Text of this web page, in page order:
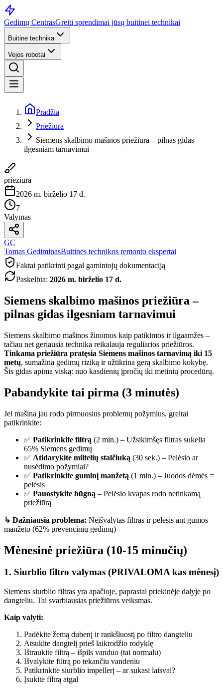
Gedimų CentrasGreiti sprendimai jūsų buitinei technikai
Buitinė technika
Vejos robotai
Pradžia
Priežiūra
Siemens skalbimo mašinos priežiūra – pilnas gidas
ilgesniam tarnavimui
prieziura
2026 m. birželio 17 d.
7
Valymas
GC
Tomas GediminasBuitinės technikos remonto ekspertai
Faktai patikrinti pagal gamintojų dokumentaciją
Paskelbta: 2026 m. birželio 17 d.
Siemens skalbimo mašinos priežiūra –
pilnas gidas ilgesniam tarnavimui
Siemens skalbimo mašinos žinomos kaip patikimos ir ilgaamžės –
tačiau net geriausia technika reikalauja reguliarios priežiūros.
Tinkama priežiūra pratęsia Siemens mašinos tarnavimą iki 15
metų, sumažina gedimų riziką ir užtikrina gerą skalbimo kokybę.
Šis gidas apima viską: nuo kasdienių įpročių iki metinių procedūrų.
Pabandykite tai pirma (3 minutės)
Jei mašina jau rodo pirmuosius problemų požymius, greitai
patikrinkite:
✅ Patikrinkite filtrą (2 min.) – Užsikimšęs filtras sukelia
65% Siemens gedimų
✅ Atidarykite miltelių stalčiuką (30 sek.) – Pelėsio ar
nusėdimo požymiai?
✅ Patikrinkite guminį manžetą (1 min.) – Juodos dėmės =
pelėsis
✅ Pauostykite būgną – Pelėsio kvapas rodo netinkamą
priežiūrą
↳ Dažniausia problema: Neišvalytas filtras ir pelėsis ant gumos
manžeto (62% prevencinių gedimų)
Mėnesinė priežiūra (10-15 minučių)
1. Siurblio filtro valymas (PRIVALOMA kas mėnesį)
Siemens siurblio filtras yra apačioje, paprastai priekinėje dalyje po
dangteliu. Tai svarbiausias priežiūros veiksmas.
Kaip valyti:
Padėkite žemą dubenį ir rankšluostį po filtro dangteliu
Atsukite dangtelį prieš laikrodžio rodyklę
Ištraukite filtrą – išpils vanduo (tai normalu)
Išvalykite filtrą po tekančiu vandeniu
Patikrinkite siurblio impellerį – ar sukasi laisvai?
Įsukite filtrą atgal